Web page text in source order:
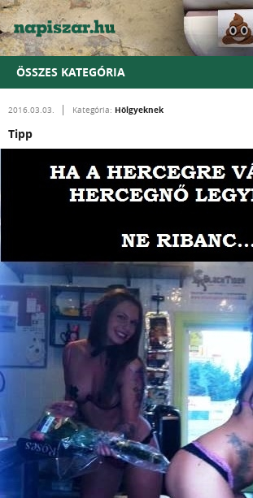
ÖSSZES KATEGÓRIA
2016.03.03. Kategória: Hölgyeknek
Tipp